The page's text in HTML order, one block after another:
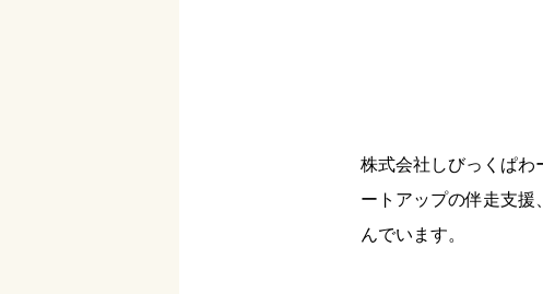
株式会社しびっくぱわ
ートアップの伴走支援
んでいます。